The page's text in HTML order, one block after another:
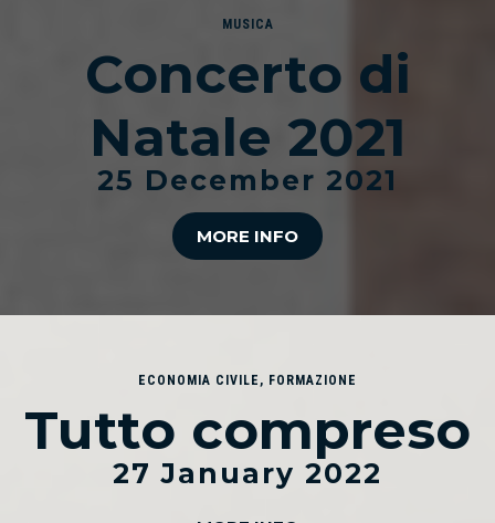
MUSICA
Concerto di
Natale 2021
25 December 2021
MORE INFO
ECONOMIA CIVILE , FORMAZIONE
Tutto compreso
27 January 2022